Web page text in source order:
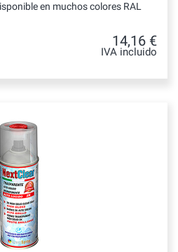
en muchos colores RAL
14,16 €
IVA incluido